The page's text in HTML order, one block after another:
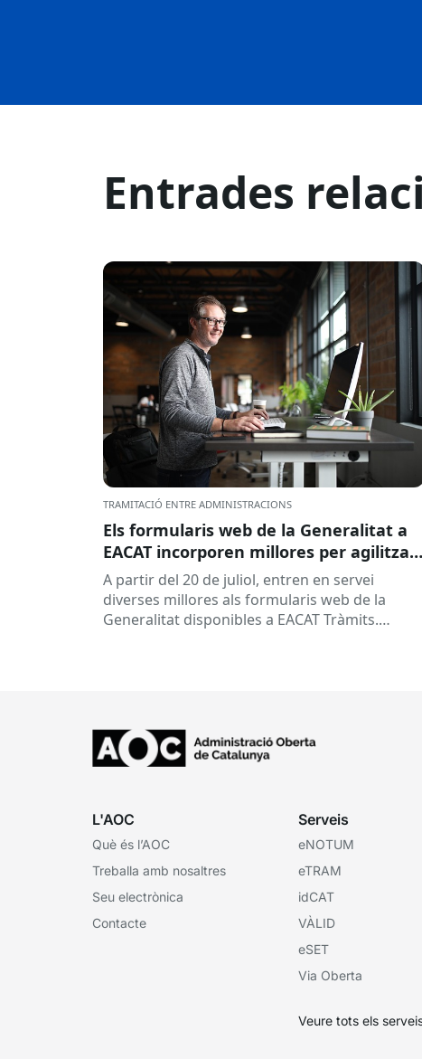
Entrades
TRAMITACIÓ ENTRE ADMINISTRACIONS
Els formularis web de la Generalitat a
EACAT incorporen millores per agilitzar
la tramitació
A partir del 20 de juliol, entren en servei
diverses millores als formularis web de la
Generalitat disponibles a EACAT Tràmits.
L'AOC
Què és l’AOC
Treballa amb nosaltres
Seu electrònica
Contacte
Serveis
eNOTUM
eTRAM
idCAT
VÀLID
eSET
Via Oberta
Veure tots els